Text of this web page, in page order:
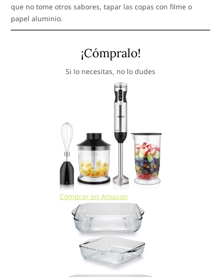
que no tome otros sabores, tapar las copas con filme o
papel aluminio.
¡Cómpralo!
Si lo necesitas, no lo dudes
Comprar en Amazon